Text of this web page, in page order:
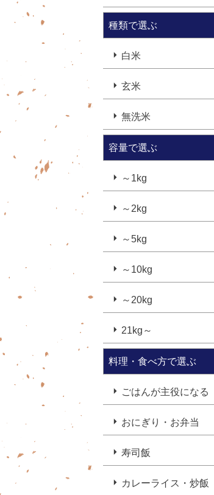
種類で選ぶ
白米
玄米
無洗米
容量で選ぶ
～1kg
～2kg
～5kg
～10kg
～20kg
21kg～
料理・食べ方で選ぶ
ごはんが主役になる
おにぎり・お弁当
寿司飯
カレーライス・炒飯